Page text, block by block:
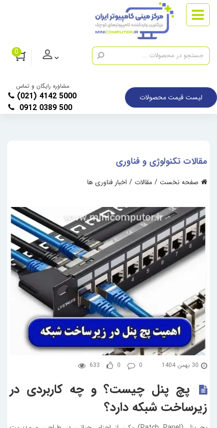
0
لیست قیمت محصولات
مشاوره رایگان و تماس
(021) 4142 5000
0912 0389 500
مقالات تکنولوژی و فناوری
صفحه نخست مقالات اخبار فناوری ها
30 بهمن 1404 633 0 0
پچ پنل چیست؟ و چه کاربردی در
زیرساخت شبکه دارد؟